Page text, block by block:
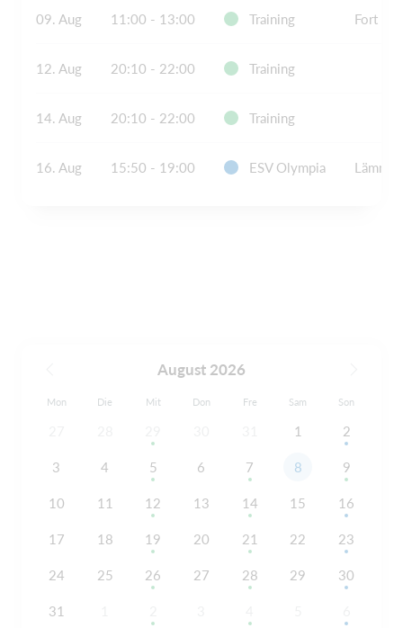
09. Aug 11:00 - 13:00 Training Fort
12. Aug 20:10 - 22:00 Training
14. Aug 20:10 - 22:00 Training
16. Aug 15:50 - 19:00 ESV Olympia
August 2026
Mon Die Mit Don Fre Sam Son
1 2
3 4 5 6 7 8 9
10 11 12 13 14 15 16
17 18 19 20 21 22 23
24 25 26 27 28 29 30
31